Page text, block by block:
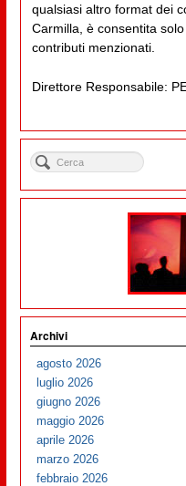
qualsiasi altro format dei
Carmilla, è consentita
contributi menzionati.
Direttore Responsabile:
Archivi
agosto 2026
luglio 2026
giugno 2026
maggio 2026
aprile 2026
marzo 2026
febbraio 2026